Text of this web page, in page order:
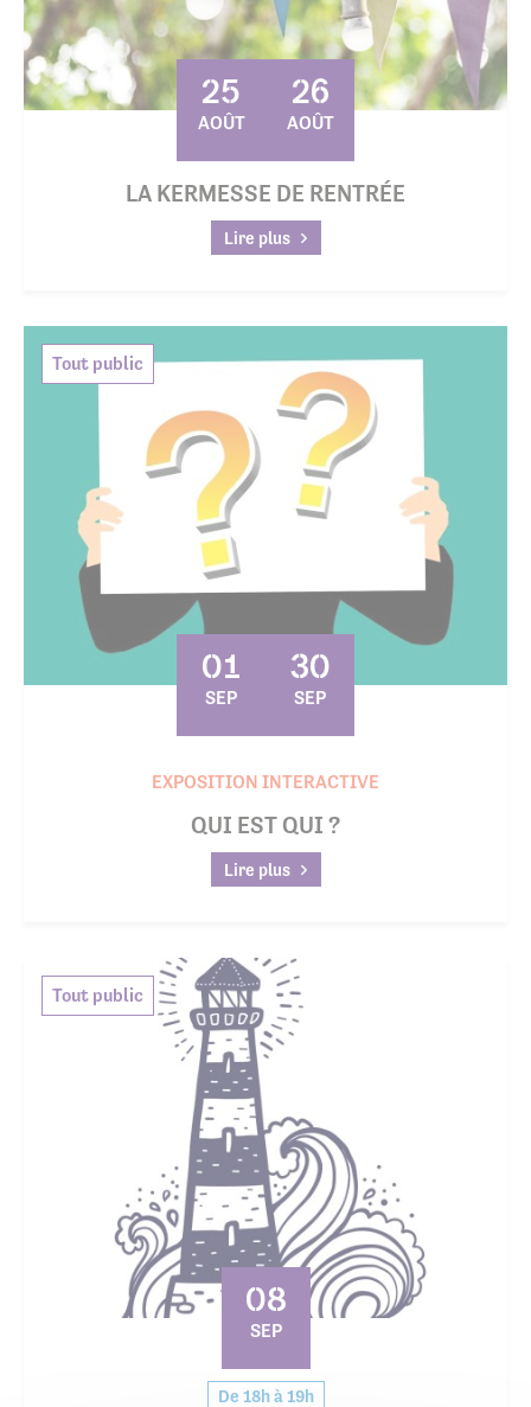
25
AOÛT
26
AOÛT
LA KERMESSE DE RENTRÉE
Lire plus
Tout public
01
SEP
30
SEP
EXPOSITION INTERACTIVE
QUI EST QUI ?
Lire plus
Tout public
08
SEP
De 18h à 19h